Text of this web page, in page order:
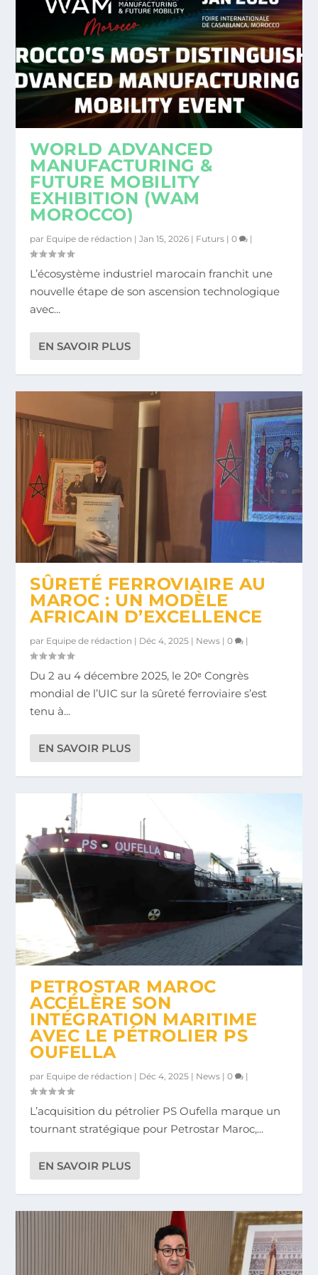
WORLD ADVANCED
MANUFACTURING &
FUTURE MOBILITY
EXHIBITION (WAM
MOROCCO)
par Equipe de rédaction |Jan 15, 2026 | Futurs |0 |
L’écosystème industriel marocain franchit une
nouvelle étape de son ascension technologique
avec...
EN SAVOIR PLUS
SÛRETÉ FERROVIAIRE AU
MAROC : UN MODÈLE
AFRICAIN D’EXCELLENCE
par Equipe de rédaction | Déc 4, 2025 | News |0 |
Du 2 au 4 décembre 2025, le 20ᵉ Congrès
mondial de l’UIC sur la sûreté ferroviaire s’est
tenu à...
EN SAVOIR PLUS
PETROSTAR MAROC
ACCÉLÈRE SON
INTÉGRATION MARITIME
AVEC LE PÉTROLIER PS
OUFELLA
par Equipe de rédaction | Déc 4, 2025 | News |0 |
L’acquisition du pétrolier PS Oufella marque un
tournant stratégique pour Petrostar Maroc,...
EN SAVOIR PLUS